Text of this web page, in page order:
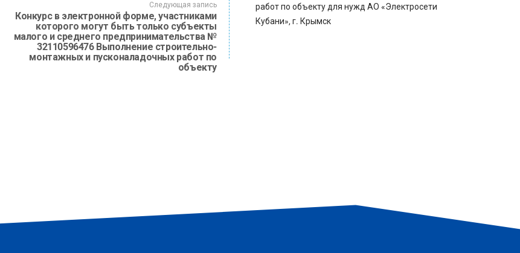
Следующая запись
Конкурс в электронной форме, участниками
которого могут быть только субъекты
малого и среднего предпринимательства №
32110596476 Выполнение строительно-
монтажных и пусконаладочных работ по
объекту
работ по объекту для нужд АО «Электросети
Кубани», г. Крымск